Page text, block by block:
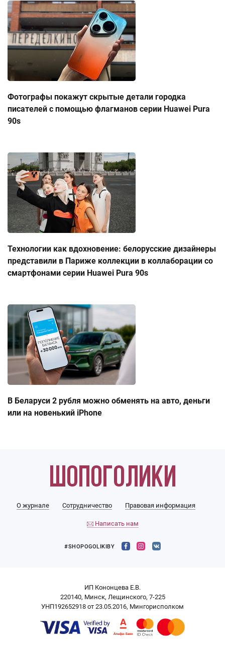
Фотографы покажут скрытые детали городка
писателей с помощью флагманов серии Huawei Pura
90s
Технологии как вдохновение: белорусские дизайнеры
представили в Париже коллекции в коллаборации со
смартфонами серии Huawei Pura 90s
В Беларуси 2 рубля можно обменять на авто, деньги
или на новенький iPhone
О журнале Сотрудничество Правовая информация
Написать нам
#SHOPOGOLIKIBY
ИП Кононцева Е.В.
220140, Минск, Лещинского, 7-225
УНП192652918 от 23.05.2016, Мингорисполком